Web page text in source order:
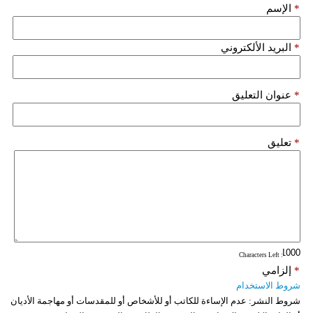
الإسم *
البريد الألكتروني *
عنوان التعليق *
تعليق *
: Characters Left
إلزامي *
شروط الاستخدام
شروط النشر: عدم الإساءة للكاتب أو للأشخاص أو للمقدسات أو مهاجمة الأديان